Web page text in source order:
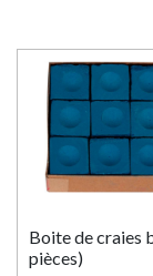
Boite de craies
pièces)